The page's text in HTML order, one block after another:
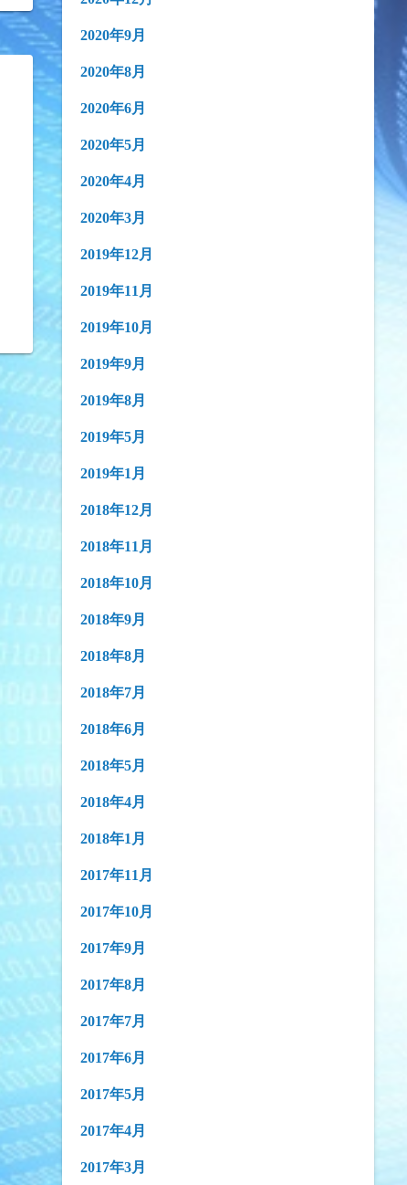
2020年9月
2020年8月
2020年6月
2020年5月
2020年4月
2020年3月
2019年12月
2019年11月
2019年10月
2019年9月
2019年8月
2019年5月
2019年1月
2018年12月
2018年11月
2018年10月
2018年9月
2018年8月
2018年7月
2018年6月
2018年5月
2018年4月
2018年1月
2017年11月
2017年10月
2017年9月
2017年8月
2017年7月
2017年6月
2017年5月
2017年4月
2017年3月